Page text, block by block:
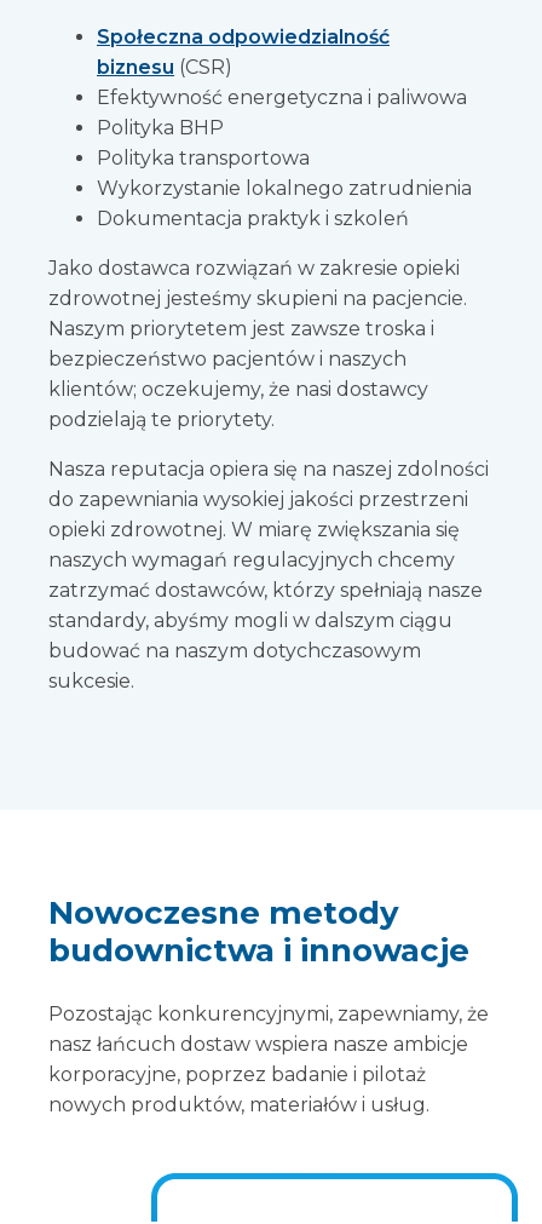
Społeczna odpowiedzialność
biznesu (CSR)
Efektywność energetyczna i paliwowa
Polityka BHP
Polityka transportowa
Wykorzystanie lokalnego zatrudnienia
Dokumentacja praktyk i szkoleń
Jako dostawca rozwiązań w zakresie opieki
zdrowotnej jesteśmy skupieni na pacjencie.
Naszym priorytetem jest zawsze troska i
bezpieczeństwo pacjentów i naszych
klientów; oczekujemy, że nasi dostawcy
podzielają te priorytety.
Nasza reputacja opiera się na naszej zdolności
do zapewniania wysokiej jakości przestrzeni
opieki zdrowotnej. W miarę zwiększania się
naszych wymagań regulacyjnych chcemy
zatrzymać dostawców, którzy spełniają nasze
standardy, abyśmy mogli w dalszym ciągu
budować na naszym dotychczasowym
sukcesie.
Nowoczesne metody
budownictwa i innowacje
Pozostając konkurencyjnymi, zapewniamy, że
nasz łańcuch dostaw wspiera nasze ambicje
korporacyjne, poprzez badanie i pilotaż
nowych produktów, materiałów i usług.